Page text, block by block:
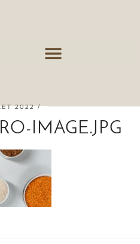
2022
IMAGE.JPG